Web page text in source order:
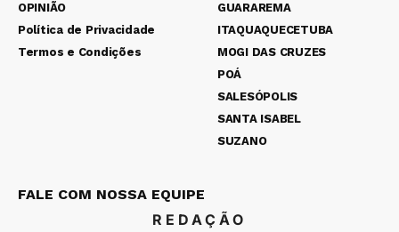
OPINIÃO
Política de Privacidade
Termos e Condições
GUARAREMA
ITAQUAQUECETUBA
MOGI DAS CRUZES
POÁ
SALESÓPOLIS
SANTA ISABEL
SUZANO
FALE COM NOSSA EQUIPE
REDAÇÃO